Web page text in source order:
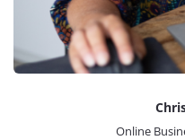
Online